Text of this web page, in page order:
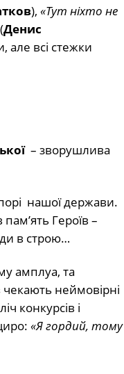
), «Тут ніхто не
(Денис
але всі стежки
– зворушлива
нашої держави.
Героїв –
в строю…
амплуа, та
чекають неймовірні
конкурсів і
«Я гордий, тому